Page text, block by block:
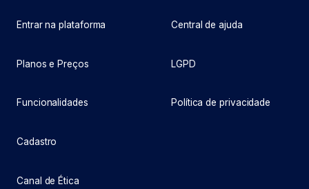
Entrar na plataforma
Planos e Preços
Funcionalidades
Cadastro
Canal de Ética
Central de ajuda
LGPD
Política de privacidade